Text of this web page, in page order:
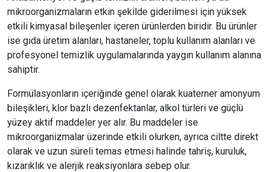
mikroorganizmaların etkin şekilde giderilmesi için yüksek
etkili kimyasal bileşenler içeren ürünlerden biridir. Bu ürünler
ise gıda üretim alanları, hastaneler, toplu kullanım alanları ve
profesyonel temizlik uygulamalarında yaygın kullanım alanına
sahiptir.
Formülasyonların içeriğinde genel olarak kuaterner amonyum
bileşikleri, klor bazlı dezenfektanlar, alkol türleri ve güçlü
yüzey aktif maddeler yer alır. Bu maddeler ise
mikroorganizmalar üzerinde etkili olurken, ayrıca ciltte direkt
olarak ve uzun süreli temas etmesi halinde tahriş, kuruluk,
kızarıklık ve alerjik reaksiyonlara sebep olur.